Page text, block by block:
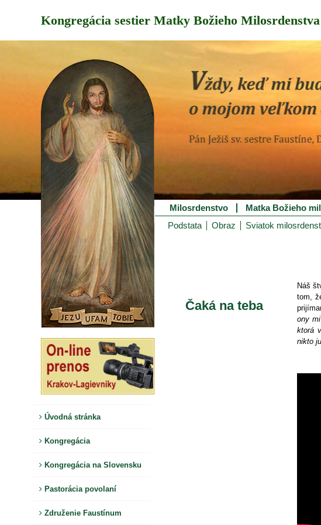
Kongregácia sestier Matky Božieho Milosrdenstva
Úvodná stránka
Kongregácia
Kongregácia na Slovensku
Pastorácia povolaní
Združenie Faustínum
Milosrdenstvo Matka Božieho
Podstata
Obraz Sviatok
Čaká na teba
Náš
tom,
ony
ktorá
nikto